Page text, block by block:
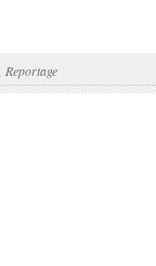
Reportage